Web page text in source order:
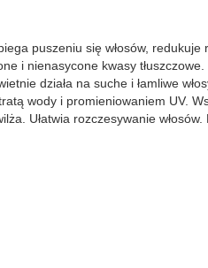
puszeniu się włosów,
i nienasycone kwasy
działa na suche i łamliwe
wody i promieniowaniem UV.
Ułatwia rozczesywanie